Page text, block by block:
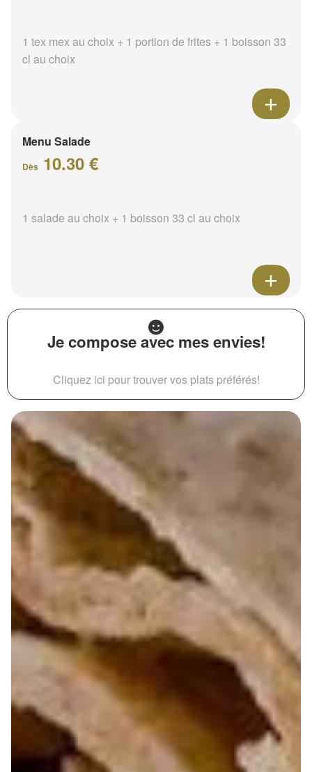
1 tex mex au choix + 1 portion de frites + 1 boisson 33
cl au choix
Menu Salade
Dès 10.30 €
1 salade au choix + 1 boisson 33 cl au choix
Je compose avec mes envies!
Cliquez ici pour trouver vos plats préférés!